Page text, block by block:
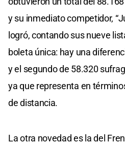
y su inmediato competidor,
logró, contando sus nueve
boleta única: hay una
y el segundo de 58.320
ya que representa en
de distancia.
La otra novedad es la del